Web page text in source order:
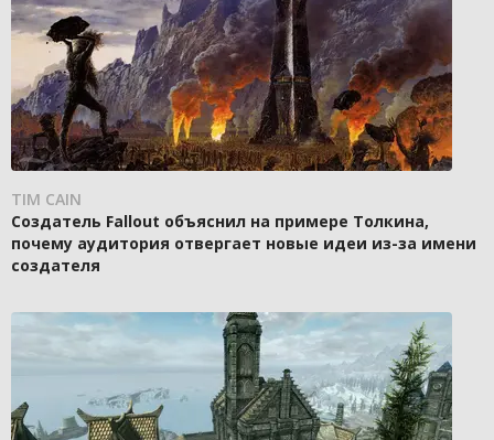
TIM CAIN
Создатель Fallout объяснил на примере Толкина,
почему аудитория отвергает новые идеи из-за имени
создателя